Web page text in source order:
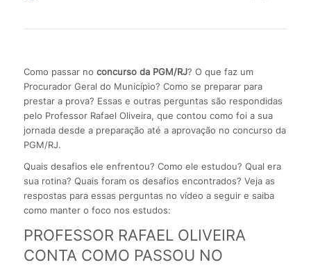
Como passar no concurso da PGM/RJ? O que faz um
Procurador Geral do Município? Como se preparar para
prestar a prova? Essas e outras perguntas são respondidas
pelo Professor Rafael Oliveira, que contou como foi a sua
jornada desde a preparação até a aprovação no concurso da
PGM/RJ.
Quais desafios ele enfrentou? Como ele estudou? Qual era
sua rotina? Quais foram os desafios encontrados? Veja as
respostas para essas perguntas no vídeo a seguir e saiba
como manter o foco nos estudos:
PROFESSOR RAFAEL OLIVEIRA
CONTA COMO PASSOU NO